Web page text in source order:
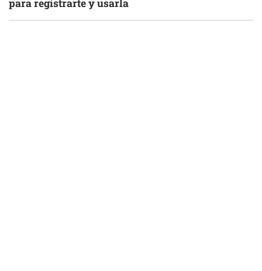
para registrarte y usarla